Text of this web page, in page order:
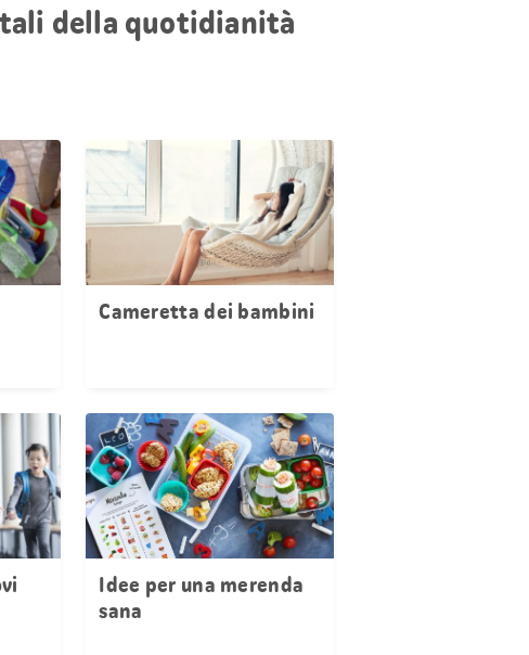
della quotidianità
Cameretta dei bambini
Idee per una merenda
sana